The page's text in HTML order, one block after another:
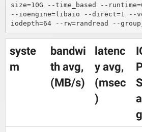
size=10G --time_based --
--ioengine=libaio --direct=1 --
syste
m
bandwi
th avg,
(MB/s)
latenc
y avg,
(msec
)
S
g